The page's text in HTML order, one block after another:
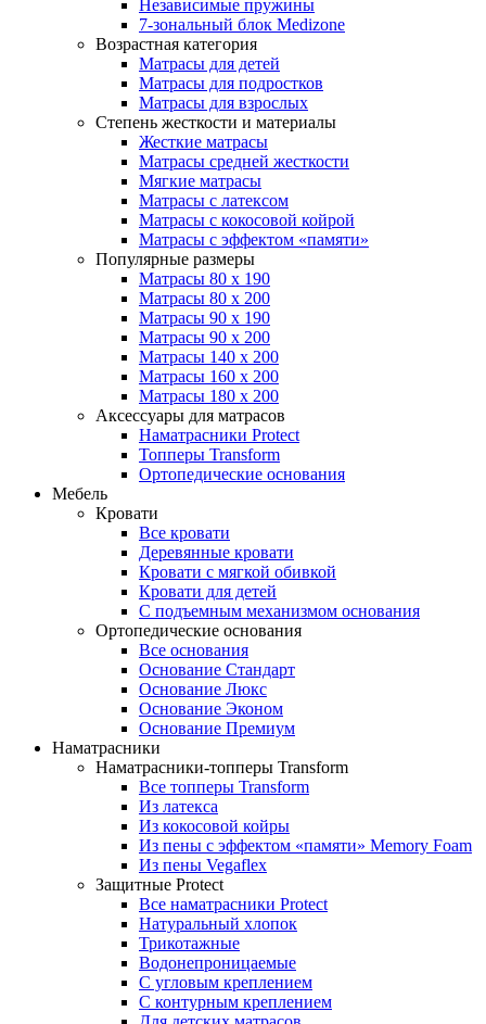
Независимые пружины
7-зональный блок Medizone
Возрастная категория
Матрасы для детей
Матрасы для подростков
Матрасы для взрослых
Степень жесткости и материалы
Жесткие матрасы
Матрасы средней жесткости
Мягкие матрасы
Матрасы с латексом
Матрасы с кокосовой койрой
Матрасы с эффектом «памяти»
Популярные размеры
Матрасы 80 x 190
Матрасы 80 x 200
Матрасы 90 x 190
Матрасы 90 x 200
Матрасы 140 x 200
Матрасы 160 x 200
Матрасы 180 x 200
Аксессуары для матрасов
Наматрасники Protect
Топперы Transform
Ортопедические основания
Мебель
Кровати
Все кровати
Деревянные кровати
Кровати с мягкой обивкой
Кровати для детей
С подъемным механизмом основания
Ортопедические основания
Все основания
Основание Стандарт
Основание Люкс
Основание Эконом
Основание Премиум
Наматрасники
Наматрасники-топперы Transform
Все топперы Transform
Из латекса
Из кокосовой койры
Из пены с эффектом «памяти» Memory Foam
Из пены Vegaflex
Защитные Protect
Все наматрасники Protect
Натуральный хлопок
Трикотажные
Водонепроницаемые
С угловым креплением
С контурным креплением